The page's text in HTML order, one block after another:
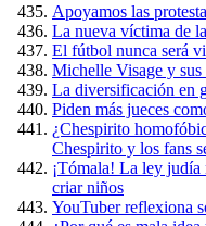
Apoyamos las
La nueva víctima de
El fútbol nunca será
Michelle Visage y
La diversificación en
Piden más jueces
¿Chespirito
Chespirito y los fans
¡Tómala! La ley judía
criar niños
YouTuber reflexiona